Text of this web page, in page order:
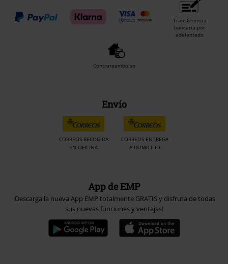
Transferencia
bancaria por
adelantado
Contrareembolso
Envío
CORREOS RECOGIDA
EN OFICINA
CORREOS ENTREGA
A DOMICILIO
App de EMP
¡Descarga la nueva App EMP totalmente GRATIS y disfruta de todas
sus nuevas funciones y ventajas!